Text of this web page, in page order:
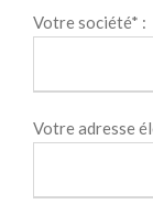
Votre société* :
Votre adresse